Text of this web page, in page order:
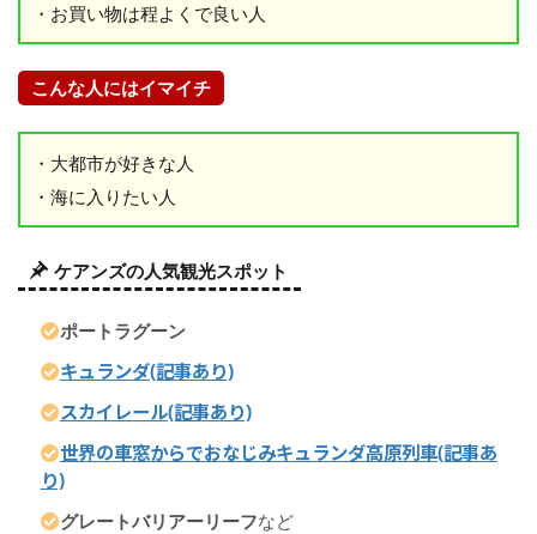
・お買い物は程よくで良い人
こんな人にはイマイチ
・大都市が好きな人
・海に入りたい人
ケアンズの人気観光スポット
ポートラグーン
キュランダ(記事あり)
スカイレール(記事あり)
世界の車窓からでおなじみキュランダ高原列車(記事あ
り)
グレートバリアーリーフなど